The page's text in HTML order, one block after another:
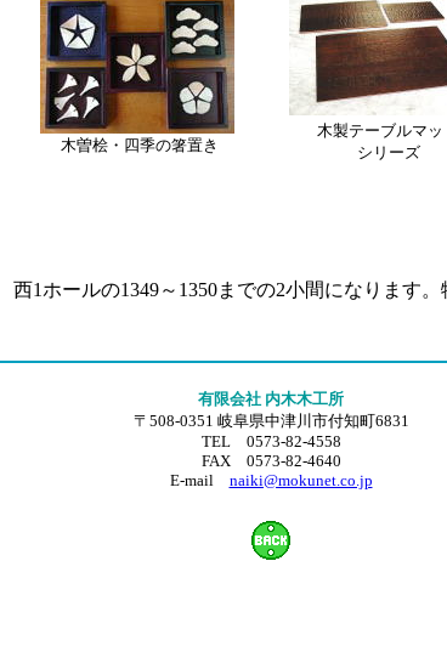
木曽桧・四季の箸置き
木製テーブルマッ
シリーズ
1ホールの1349～1350までの2小間になります
有限会社 内木木工所
〒508-0351 岐阜県中津川市付知町6831
TEL 0573-82-4558
FAX 0573-82-4640
E-mail naiki@mokunet.co.jp